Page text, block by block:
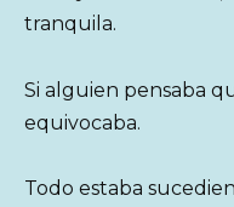
tranquila.
Si alguien pensaba
equivocaba.
Todo estaba